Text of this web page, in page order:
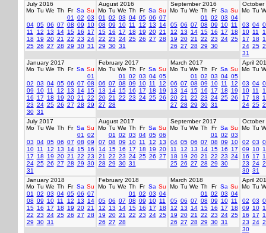
July 2016
Mo Tu We Th Fr Sa Su
01
02 03
04 05 06 07 08 09
10
11
12 13 14 15 16
17
18
19 20 21 22 23 24
25 26 27 28 29 30 31
August 2016
Mo Tu We Th Fr Sa Su
01
02 03 04 05 06 07
08 09 10 11 12 13
14
15 16 17 18 19 20 21
22 23 24 25 26 27 28
29 30 31
September 2016
Mo Tu We Th Fr Sa Su
01
02 03 04
05 06 07 08 09 10 11
12
13 14 15 16 17
18
19 20 21 22 23 24 25
26 27 28 29 30
October
Mo Tu
03 04
10 11
17
18
24 25
31
January 2017
Mo Tu We Th Fr Sa Su
01
02 03 04 05 06 07 08
09
10 11 12 13 14 15
16
17 18 19 20 21
22
23 24 25 26 27 28 29
30 31
February 2017
Mo Tu We Th Fr Sa Su
01
02 03 04 05
06 07 08 09 10 11
12
13
14 15 16 17 18
19
20 21 22 23 24 25 26
27 28
March 2017
Mo Tu We Th Fr Sa Su
01
02 03 04 05
06 07 08 09 10 11
12
13
14 15 16 17 18
19
20 21 22 23 24 25 26
27 28 29 30 31
April
Mo Tu
03 04
10 11
17
18
24 25
July 2017
Mo Tu We Th Fr Sa Su
01
02
03 04 05 06 07 08 09
10 11 12 13 14 15 16
17
18 19 20 21 22 23
24 25 26 27 28 29 30
31
August 2017
Mo Tu We Th Fr Sa Su
01
02 03 04 05 06
07 08 09 10 11 12
13
14 15 16 17 18 19 20
21
22 23 24 25 26 27
28 29 30 31
September 2017
Mo Tu We Th Fr Sa Su
01
02 03
04 05 06 07 08 09
10
11
12 13 14 15 16
17
18
19 20 21 22 23 24
25 26 27 28 29 30
October
Mo Tu
02 03
09
10
16
17
23 24
30 31
January 2018
Mo Tu We Th Fr Sa Su
01
02 03 04 05 06 07
08 09 10 11 12 13
14
15 16 17 18 19 20 21
22 23 24 25 26 27 28
29 30 31
February 2018
Mo Tu We Th Fr Sa Su
01
02 03 04
05 06 07 08 09 10 11
12
13 14 15 16 17
18
19 20 21 22 23 24 25
26 27 28
March 2018
Mo Tu We Th Fr Sa Su
01
02 03 04
05 06 07 08 09 10 11
12
13 14 15 16 17
18
19 20 21 22 23 24 25
26 27 28 29 30 31
April
Mo Tu
02 03
09
10
16
17
23 24
30